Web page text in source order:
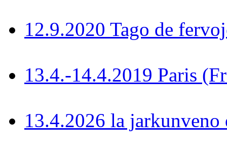
12.9.2020 Tago de
13.4.-14.4.2019 Paris
13.4.2026 la jarkunveno